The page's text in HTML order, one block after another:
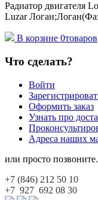
Радиатор двигателя
Luzar
В корзине 0товаров
Что сделать?
Войти
Оформить заказ
Узнать про
Адреса наших
или просто
+7 (846) 212 50 10
+7 927 692 08 30